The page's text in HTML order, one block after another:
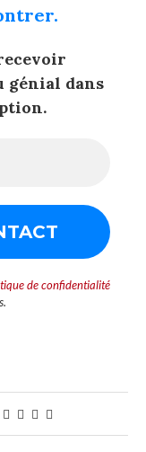
génial dans
de confidentialité